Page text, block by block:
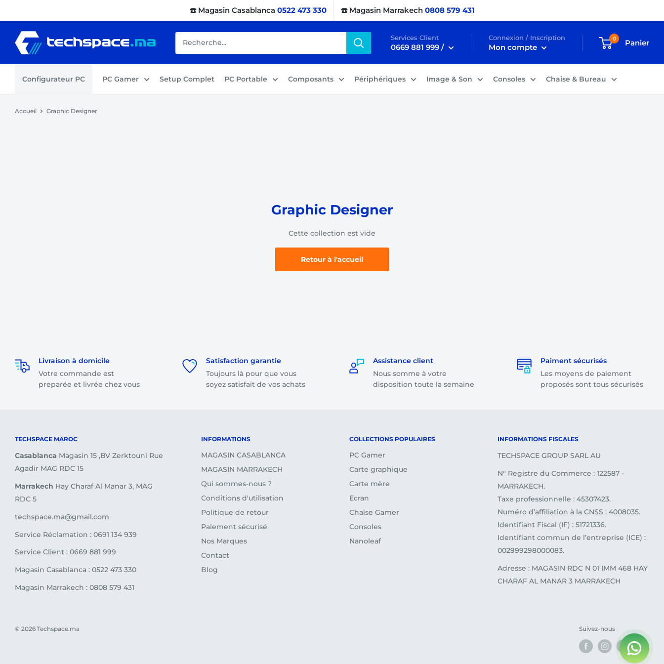
au
contenu
☎️ Magasin Casablanca 0522 473 330 ☎️ Magasin Marrakech 0808 579 431
Techspace.ma Services Client
0669 881 999 /
Connexion / Inscription
Mon compte
0 Panier
Configurateur PC PC Gamer Setup Complet PC Portable Composants Périphériques Image & Son Consoles Chaise & Bureau
Accueil Graphic Designer
Graphic Designer
Cette collection est vide
Retour à l'accueil
Livraison à domicile
Votre commande est
preparée et livrée chez vous
Satisfaction garantie
Toujours là pour que vous
soyez satisfait de vos achats
Assistance client
Nous somme à votre
disposition toute la semaine
Paiment sécurisés
Les moyens de paiement
proposés sont tous sécurisés
TECHSPACE MAROC
Casablanca Magasin 15 ,BV Zerktouni Rue
Agadir MAG RDC 15
Marrakech Hay Charaf Al Manar 3, MAG
RDC 5
techspace.ma@gmail.com
Service Réclamation : 0691 134 939
Service Client : 0669 881 999
Magasin Casablanca : 0522 473 330
Magasin Marrakech : 0808 579 431
INFORMATIONS
MAGASIN CASABLANCA
MAGASIN MARRAKECH
Qui sommes-nous ?
Conditions d'utilisation
Politique de retour
Paiement sécurisé
Nos Marques
Contact
Blog
COLLECTIONS POPULAIRES
PC Gamer
Carte graphique
Carte mère
Ecran
Chaise Gamer
Consoles
Nanoleaf
INFORMATIONS FISCALES
TECHSPACE GROUP SARL AU
N° Registre du Commerce : 122587 -
MARRAKECH.
Taxe professionnelle : 45307423.
Numéro d’affiliation à la CNSS : 4008035.
Identifiant Fiscal (IF) : 51721336.
Identifiant commun de l’entreprise (ICE) :
002999298000083.
Adresse : MAGASIN RDC N 01 IMM 468 HAY
CHARAF AL MANAR 3 MARRAKECH
© 2026 Techspace.ma Suivez-nous